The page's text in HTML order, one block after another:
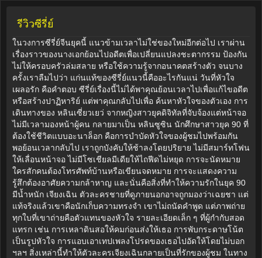
รีวิวซีรี่ย์
ในวงการซีรี่ย์จีนยุคนี้ แนวข้ามเวลาไม่ใช่ของใหม่อีกต่อไป เราผ่าน
เรื่องราวของนางเอกย้อนไปอดีตเพื่อเปลี่ยนแปลงชะตากรรม ป้องกัน
ไม่ให้ครอบครัวล่มสลาย หรือใช้ความรู้จากอนาคตสร้างตัว จนบาง
ครั้งเราลืมไปว่า แก่นแท้ของซีรี่ย์แนวนี้คืออะไรกันแน่ วันที่หัวใจ
เผลอรัก คือคำตอบ ซีรี่ย์เรื่องนี้ไม่ได้พาคุณย้อนเวลาไปเพื่อแก้ไขอดีต
หรือสร้างปาฏิหาริย์ แต่พาคุณกลับไปเพื่อ ค้นหาหัวใจของตัวเอง การ
เดินทางของ หลินเซี่ยวเยว่ จากหญิงสาวยุคดิจิทัลที่จับจ้องแต่หน้าจอ
ไม่มีเวลามองหน้าผู้คน กลายมาเป็น หลินซูซิน นักศึกษาสาวยุค 90 ที่
ต้องใช้ชีวิตแบบอะนาล็อก คือการบำบัดหัวใจของผู้ชมไปพร้อมกัน
พอย้อนเวลากลับไป เราถูกบังคับให้ช้าลงโดยปริยาย ไม่มีสมาร์ทโฟน
ให้เลื่อนหน้าจอ ไม่มีโซเชียลมีเดียให้ไถฟีดไม่หยุด การจะนัดหมาย
ใครสักคนต้องโทรศัพท์บ้านหรือเขียนจดหมาย การจะแสดงความ
รู้สึกต้องอาศัยความกล้าหาญ และนั่นคือสิ่งที่ทำให้ความรักในยุค 90
มีน้ำหนัก เจียงเฉิน ตัวละครชายที่ดูภายนอกอาจถูกมองว่าเฉยชา แต่
แท้จริงแล้วเขาคือนักเก็บความทรงจำ เขาไม่ถนัดคำพูด แต่ภาพถ่าย
ทุกใบที่เขาถ่ายคือตัวแทนของหัวใจ รายละเอียดเล็ก ๆ ที่ผู้กำกับสอด
แทรก เช่น การเหลาดินสอให้คมก่อนส่งให้เธอ การพับกระดาษโน้ต
เป็นรูปหัวใจ การแอบเอาเทปเพลงโปรดของเธอไปอัดให้โดยไม่บอก
ฯลฯ สิ่งเหล่านี้ทำให้ตัวละครเจียงเฉินกลายเป็นที่รักของผู้ชม ในทาง